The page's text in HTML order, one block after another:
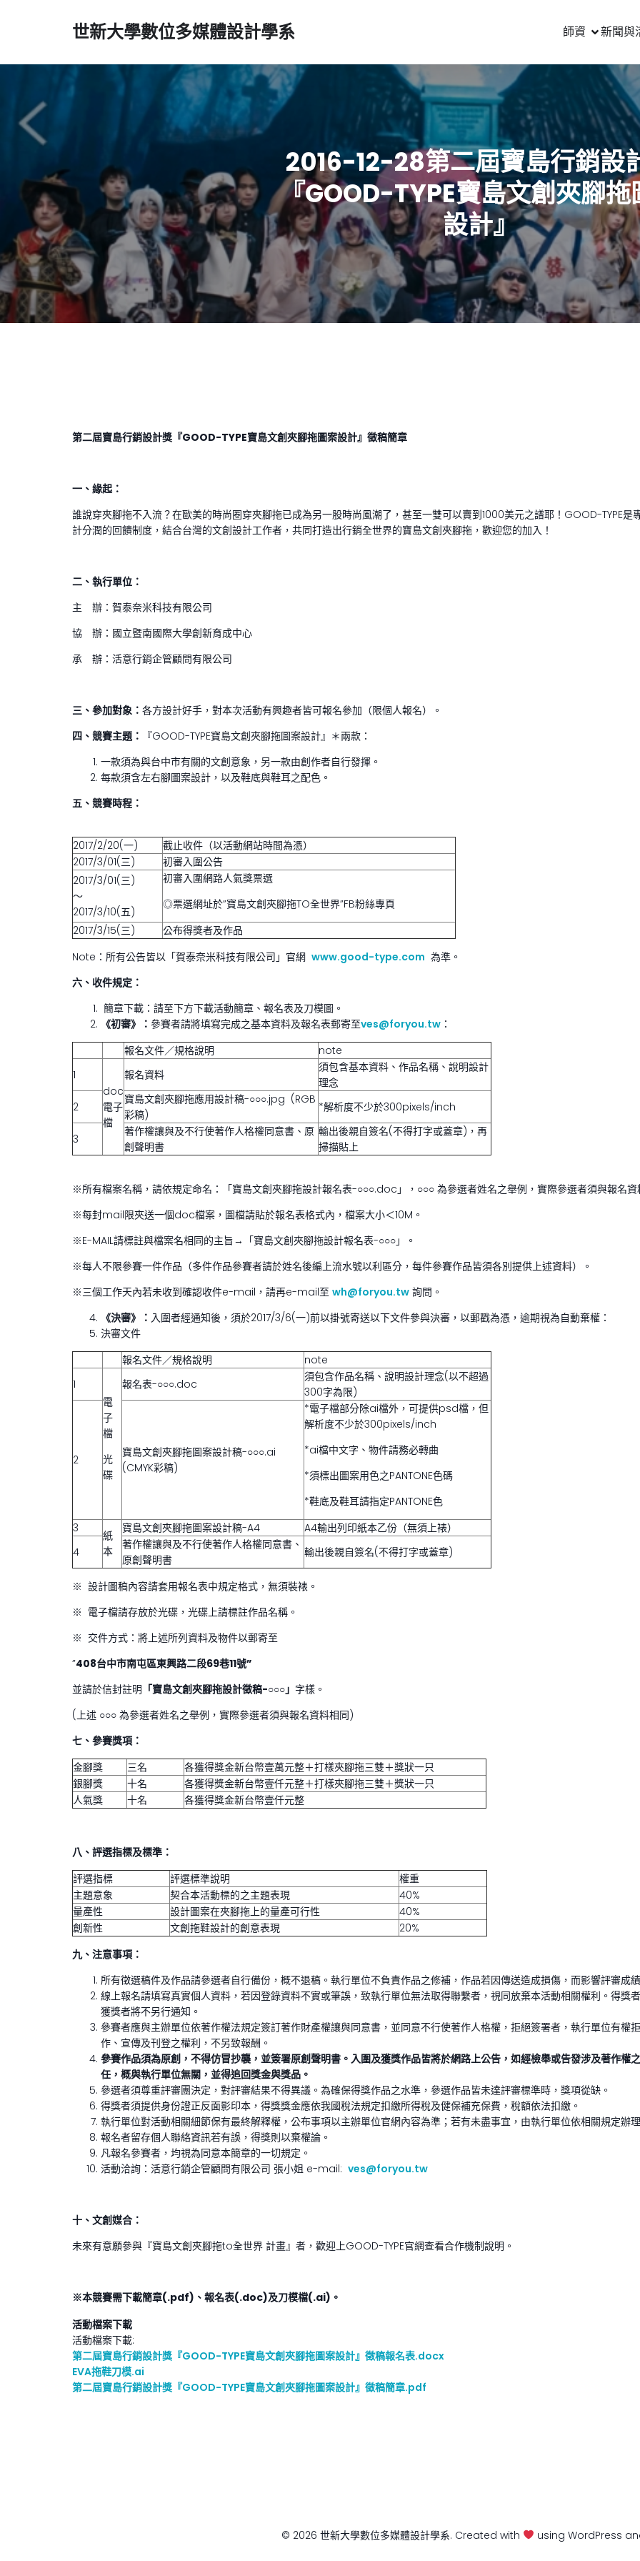
世新大學數位多媒體設計學系 師資 新聞與
2016-12-28第二屆寶島行銷設
『GOOD-TYPE寶島文創夾腳拖
設計』
第二屆寶島行銷設計獎『GOOD-TYPE寶島文創夾腳拖圖案設計』徵稿簡章
一、 緣起：
誰說穿夾腳拖不入流？在歐美的時尚圈穿夾腳拖已成為另一股時尚風潮了，甚至一雙可以賣到1000美元之譜耶！GOOD-TYPE是
計分潤的回饋制度，結合台灣的文創設計工作者，共同打造出行銷全世界的寶島文創夾腳拖，歡迎您的加入！
二、 執行單位：
主 辦：賀泰奈米科技有限公司
協 辦：國立暨南國際大學創新育成中心
承 辦：活意行銷企管顧問有限公司
三、 參加對象： 各方設計好手，對本次活動有興趣者皆可報名參加（限個人報名）。
四、 競賽主題：
『GOOD-TYPE寶島文創夾腳拖圖案設計』＊兩款：
一款須為與台中市有關的文創意象，另一款由創作者自行發揮。
每款須含左右腳圖案設計，以及鞋底與鞋耳之配色。
五、 競賽時程：
2017/2/20(一)
截止收件（以活動網站時間為憑）
2017/3/01(三)
初審入圍公告
2017/3/01(三)
～
2017/3/10(五)
初審入圍網路人氣獎票選
◎票選網址於”寶島文創夾腳拖TO全世界”FB粉絲專頁
2017/3/15(三)
公布得獎者及作品
Note：所有公告皆以「賀泰奈米科技有限公司」官網 www.good-type.com 為準。
六、 收件規定：
簡章下載：請至下方下載活動簡章、報名表及刀模圖。
《初審》： 參賽者請將填寫完成之基本資料及報名表郵寄至ves@foryou.tw ：
報名文件／規格說明
note
1
doc
電子
檔
報名資料
須包含基本資料、作品名稱、說明設計
理念
2
寶島文創夾腳拖應用設計稿-○○○.jpg (RGB
彩稿)
*解析度不少於300pixels/inch
3
著作權讓與及不行使著作人格權同意書、原
創聲明書
輸出後親自簽名(不得打字或蓋章)，再
掃描貼上
※所有檔案名稱，請依規定命名：「寶島文創夾腳拖設計報名表-○○○.doc」，○○○ 為參選者姓名之舉例，實際參選者須與報名資
※每封mail限夾送一個doc檔案，圖檔請貼於報名表格式內，檔案大小＜10M。
※E-MAIL請標註與檔案名相同的主旨→「寶島文創夾腳拖設計報名表-○○○」。
※每人不限參賽一件作品（多件作品參賽者請於姓名後編上流水號以利區分，每件參賽作品皆須各別提供上述資料）。
※三個工作天內若未收到確認收件e-mail，請再e-mail至 wh@foryou.tw 詢問。
《決審》： 入圍者經通知後，須於2017/3/6(一)前以掛號寄送以下文件參與決審，以郵戳為憑，逾期視為自動棄權：
決審文件
報名文件／規格說明
note
1
電
子
檔
光
碟
報名表-○○○.doc
須包含作品名稱、說明設計理念(以不超過
300字為限)
2
寶島文創夾腳拖圖案設計稿-○○○.ai
(CMYK彩稿)
*電子檔部分除ai檔外，可提供psd檔，但
解析度不少於300pixels/inch
*ai檔中文字、物件請務必轉曲
*須標出圖案用色之PANTONE色碼
*鞋底及鞋耳請指定PANTONE色
3
紙
本
寶島文創夾腳拖圖案設計稿-A4
A4輸出列印紙本乙份（無須上裱）
4
著作權讓與及不行使著作人格權同意書、
原創聲明書
輸出後親自簽名(不得打字或蓋章)
※ 設計圖稿內容請套用報名表中規定格式，無須裝裱。
※ 電子檔請存放於光碟，光碟上請標註作品名稱。
※ 交件方式：將上述所列資料及物件以郵寄至
”408台中市南屯區東興路二段69巷11號”
並請於信封註明 「寶島文創夾腳拖設計徵稿-○○○」 字樣。
(上述 ○○○ 為參選者姓名之舉例，實際參選者須與報名資料相同)
七、 參賽獎項：
金腳獎
三名
各獲得獎金新台幣壹萬元整＋打樣夾腳拖三雙＋獎狀一只
銀腳獎
十名
各獲得獎金新台幣壹仟元整＋打樣夾腳拖三雙＋獎狀一只
人氣獎
十名 各獲得獎金新台幣壹仟元整
八、 評選指標及標準：
評選指標
評選標準說明
權重
主題意象
契合本活動標的之主題表現
40%
量產性
設計圖案在夾腳拖上的量產可行性
40%
創新性
文創拖鞋設計的創意表現
20%
九、 注意事項：
所有徵選稿件及作品請參選者自行備份，概不退稿。執行單位不負責作品之修補，作品若因傳送造成損傷，而影響評審成
線上報名請填寫真實個人資料，若因登錄資料不實或筆誤，致執行單位無法取得聯繫者，視同放棄本活動相關權利。得
獲獎者將不另行通知。
參賽者應與主辦單位依著作權法規定簽訂著作財產權讓與同意書，並同意不行使著作人格權，拒絕簽署者，執行單位有權
作、宣傳及刊登之權利，不另致報酬。
參賽作品須為原創，不得仿冒抄襲，並簽署原創聲明書。入圍及獲獎作品皆將於網路上公告，如經檢舉或告發涉及著作權
任，概與執行單位無關，並得追回獎金與獎品。
參選者須尊重評審團決定，對評審結果不得異議。為確保得獎作品之水準，參選作品皆未達評審標準時，獎項從缺。
得獎者須提供身份證正反面影印本，得獎獎金應依我國稅法規定扣繳所得稅及健保補充保費，稅額依法扣繳。
執行單位對活動相關細節保有最終解釋權，公布事項以主辦單位官網內容為準；若有未盡事宜，由執行單位依相關規定辦
報名者留存個人聯絡資訊若有誤，得獎則以棄權論。
凡報名參賽者，均視為同意本簡章的一切規定。
活動洽詢：活意行銷企管顧問有限公司 張小姐 e-mail: ves@foryou.tw
十、文創媒合：
未來有意願參與『寶島文創夾腳拖to全世界 計畫』者，歡迎上GOOD-TYPE官網查看合作機制說明。
※本競賽需下載簡章(.pdf)、報名表(.doc)及刀模檔(.ai)。
活動檔案下載
活動檔案下載:
第二屆寶島行銷設計獎『GOOD-TYPE寶島文創夾腳拖圖案設計』徵稿報名表.docx
EVA拖鞋刀模.ai
第二屆寶島行銷設計獎『GOOD-TYPE寶島文創夾腳拖圖案設計』徵稿簡章.pdf
© 2026 世新大學數位多媒體設計學系. Created with using WordPress